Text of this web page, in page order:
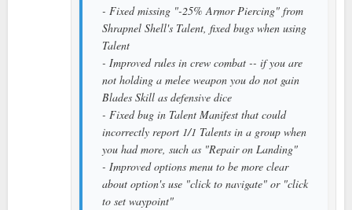
- Fixed missing "-25% Armor Piercing" from
Shrapnel Shell's Talent, fixed bugs when using
Talent
- Improved rules in crew combat -- if you are
not holding a melee weapon you do not gain
Blades Skill as defensive dice
- Fixed bug in Talent Manifest that could
incorrectly report 1/1 Talents in a group when
you had more, such as "Repair on Landing"
- Improved options menu to be more clear
about option's use "click to navigate" or "click
to set waypoint"